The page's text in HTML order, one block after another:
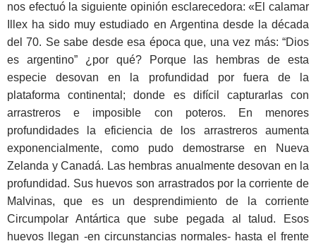
nos efectuó la siguiente opinión esclarecedora: «El calamar
Illex ha sido muy estudiado en Argentina desde la década
del 70. Se sabe desde esa época que, una vez más: “Dios
es argentino” ¿por qué? Porque las hembras de esta
especie desovan en la profundidad por fuera de la
plataforma continental; donde es difícil capturarlas con
arrastreros e imposible con poteros. En menores
profundidades la eficiencia de los arrastreros aumenta
exponencialmente, como pudo demostrarse en Nueva
Zelanda y Canadá. Las hembras anualmente desovan en la
profundidad. Sus huevos son arrastrados por la corriente de
Malvinas, que es un desprendimiento de la corriente
Circumpolar Antártica que sube pegada al talud. Esos
huevos llegan -en circunstancias normales- hasta el frente